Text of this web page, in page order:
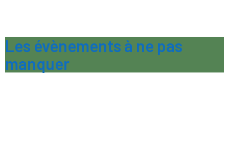
Les évènements à ne pas
manquer